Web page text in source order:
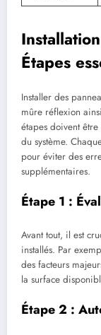
Étapes
Installer des
mûre réflexion
étapes doivent
du système.
pour éviter des
supplémentaires.
Étape 1 :
Avant tout, il est
installés. Par
des facteurs
la surface
Étape 2 :